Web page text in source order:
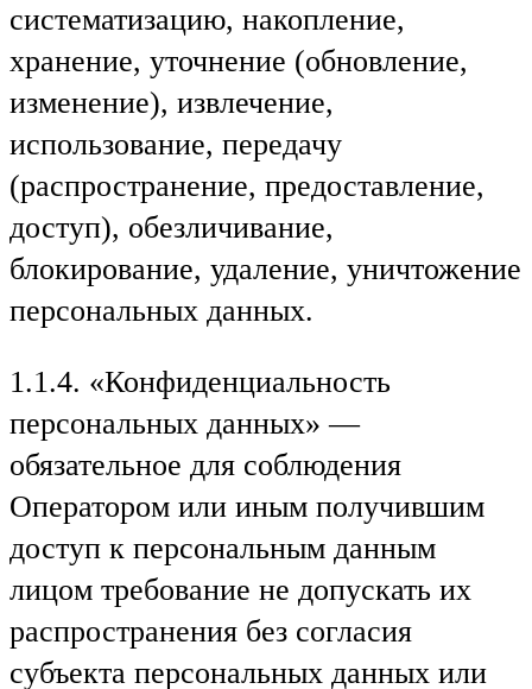
систематизацию, накопление,
хранение, уточнение (обновление,
изменение), извлечение,
использование, передачу
(распространение, предоставление,
доступ), обезличивание,
блокирование, удаление, уничтожение
персональных данных.
1.1.4. «Конфиденциальность
персональных данных» —
обязательное для соблюдения
Оператором или иным получившим
доступ к персональным данным
лицом требование не допускать их
распространения без согласия
субъекта персональных данных или